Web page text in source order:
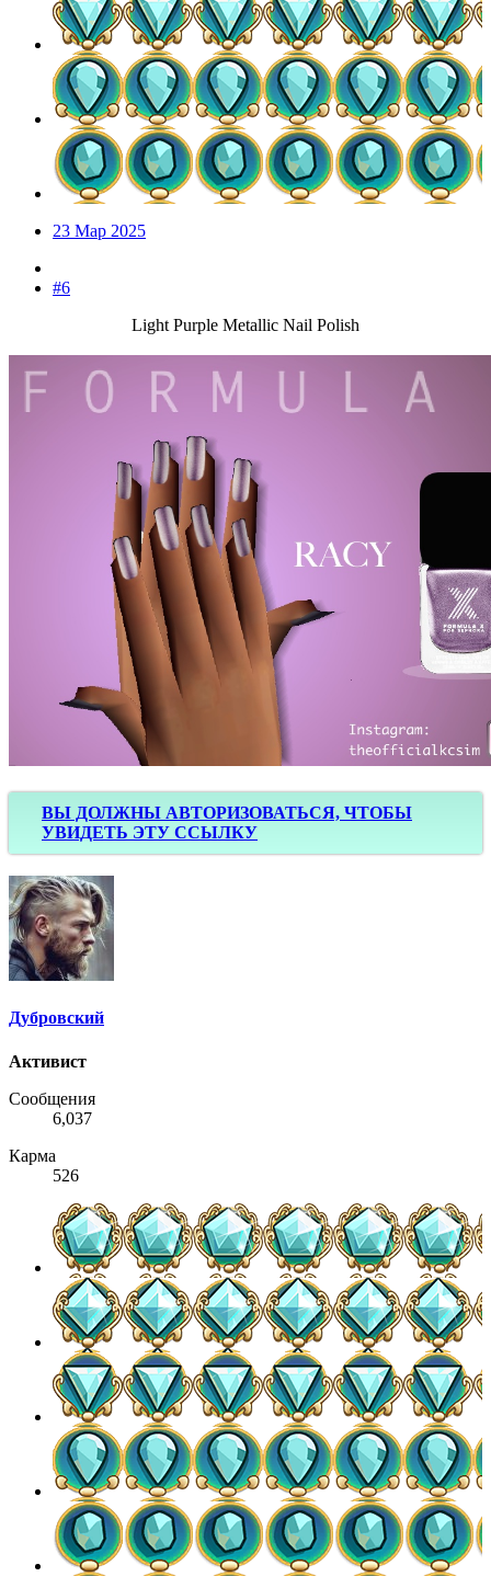
23 Мар 2025
#6
Light Purple Metallic Nail Polish
ВЫ ДОЛЖНЫ АВТОРИЗОВАТЬСЯ, ЧТОБЫ
УВИДЕТЬ ЭТУ ССЫЛКУ
Дубровский
Активист
Сообщения
6,037
Карма
526